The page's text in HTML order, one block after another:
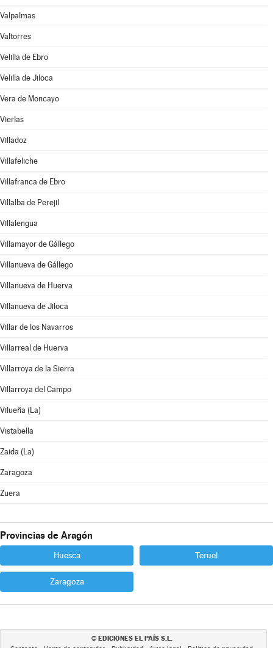
Valpalmas
Valtorres
Velilla de Ebro
Velilla de Jiloca
Vera de Moncayo
Vierlas
Villadoz
Villafeliche
Villafranca de Ebro
Villalba de Perejil
Villalengua
Villamayor de Gállego
Villanueva de Gállego
Villanueva de Huerva
Villanueva de Jiloca
Villar de los Navarros
Villarreal de Huerva
Villarroya de la Sierra
Villarroya del Campo
Vilueña (La)
Vistabella
Zaida (La)
Zaragoza
Zuera
Provincias de Aragón
Huesca Teruel
Zaragoza
© EDICIONES EL PAÍS S.L.